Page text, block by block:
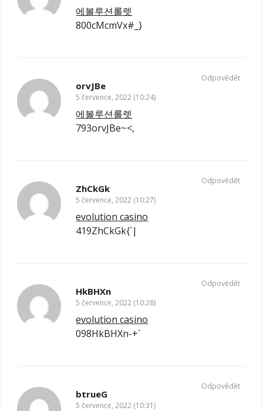
에볼루션롤렛
800cMcmVx#_}
orvJBe
5 července, 2022 (10:24)
에볼루션롤렛
793orvJBe~<,
Odpovědět
ZhCkGk
5 července, 2022 (10:27)
evolution casino
419ZhCkGk{`|
Odpovědět
HkBHXn
5 července, 2022 (10:28)
evolution casino
098HkBHXn-+`
Odpovědět
btrueG
5 července, 2022 (10:31)
Odpovědět